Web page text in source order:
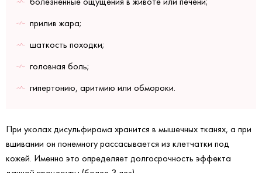
прилив жара;
шаткость походки;
головная боль;
гипертонию, аритмию или обмороки.
При уколах дисульфирама хранится в мышечных тканях, а при
вшивании он понемногу рассасывается из клетчатки под
кожей. Именно это определяет долгосрочность эффекта